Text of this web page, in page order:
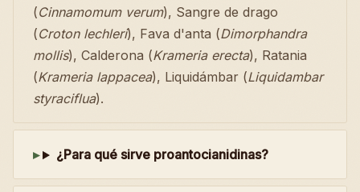
(Cinnamomum verum), Sangre de drago
(Croton lechleri), Fava d'anta (Dimorphandra
mollis), Calderona (Krameria erecta), Ratania
(Krameria lappacea), Liquidámbar (Liquidambar
styraciflua).
¿Para qué sirve proantocianidinas?